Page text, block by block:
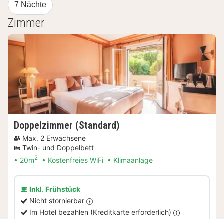
7 Nächte
Zimmer
Doppelzimmer (Standard)
Max. 2 Erwachsene
Twin- und Doppelbett
20m2 Kostenfreies WiFi Klimaanlage
Inkl. Frühstück
Nicht stornierbar
Im Hotel bezahlen (Kreditkarte erforderlich)